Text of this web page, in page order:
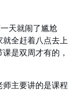
天就闹了尴尬
全赶着八点去上
是双周才有的，
师主要讲的是课程